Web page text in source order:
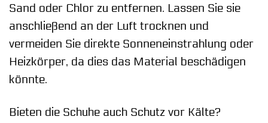
Sand oder Chlor zu entfernen. Lassen Sie sie
anschließend an der Luft trocknen und
vermeiden Sie direkte Sonneneinstrahlung oder
Heizkörper, da dies das Material beschädigen
könnte.
Bieten die Schuhe auch Schutz vor Kälte?